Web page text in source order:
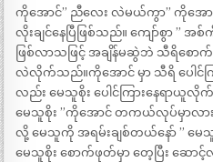
ကိုအောင်” ညီလေး လဲမယ်ကွာ” ကိုအေ
လိုးချင်နေပြီဖြစ်သည်။ ကျော်စွာ ” အ
ဖြစ်လာသဖြင့် အချိန်မဆွဲဘဲ သီရိစေ
လဲလိုက်သည်။ကိုအောင် မှာ သီရိ ပေါင်က
လည်း မေသူစိုး ပေါင်ကြားနေရာ
မေသူစိုး ”ကိုအောင် တကယ်လုပ်မှာလာ
လို့ မေသူကို အရမ်းချစ်တယ်နော် ” မေသူ
မေသူစိုး စောက်ဖုတ်မှာ တေ့ပြီး ဆော